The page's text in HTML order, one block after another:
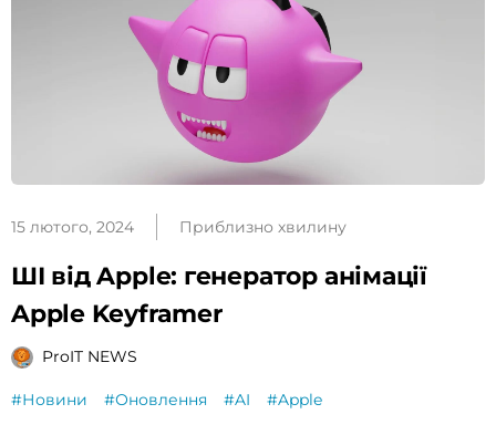
15 лютого, 2024 Приблизно хвилину
ШІ від Apple: генератор анімації
Apple Keyframer
ProIT NEWS
#Новини #Оновлення #AI #Apple